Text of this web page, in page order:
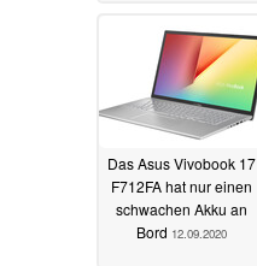
Das Asus Vivobook 17
F712FA hat nur einen
schwachen Akku an
Bord 12.09.2020